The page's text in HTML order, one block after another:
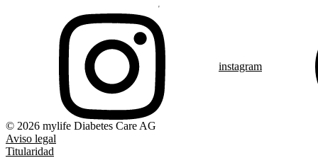
instagram
© 2026 mylife Diabetes Care AG
Aviso legal
Titularidad